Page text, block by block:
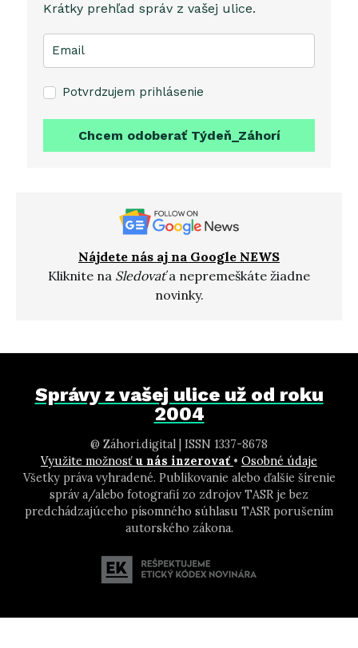
Krátky prehľad správ z vašej ulice.
Potvrdzujem prihlásenie
Chcem odoberať Týdeň_Záhorí
Nájdete nás aj na Google NEWS
Kliknite na Sledovaťa nepremeškáte žiadne
novinky.
Správy z vašej ulice už od roku
2004
@ Záhori.digital | ISSN 1337-8678
Využite možnosť u nás inzerovať • Osobné údaje
Všetky práva vyhradené. Publikovanie alebo ďalšie šírenie
správ a/alebo fotografií zo zdrojov TASR je bez
predchádzajúceho písomného súhlasu TASR porušením
autorského zákona.